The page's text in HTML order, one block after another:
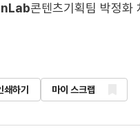
콘텐츠기획팀 박정화
쇄하기 마이 스크랩